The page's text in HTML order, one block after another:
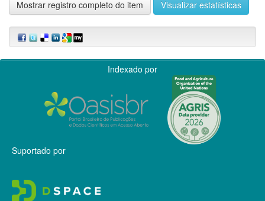
Mostrar registro completo do item Visualizar estatísticas
Indexado por
Suportado por